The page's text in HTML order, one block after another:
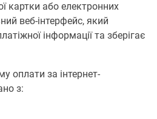
картки або електронних
веб-інтерфейс, який
інформації та зберігає
оплати за інтернет-
з: